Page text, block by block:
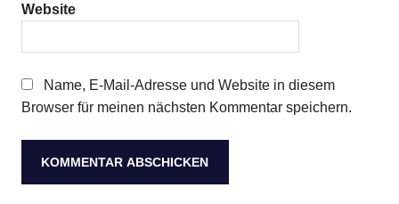
Website
Name, E-Mail-Adresse und Website in diesem
Browser für meinen nächsten Kommentar speichern.